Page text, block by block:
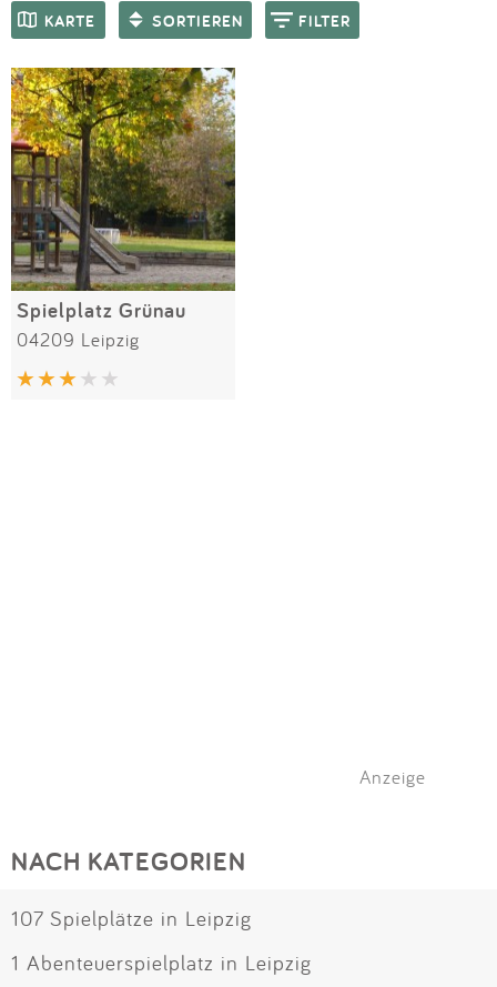
Anmelden
KARTE SORTIEREN FILTER
SPIELGERÄTE
Spielplatz Grünau
04209 Leipzig
Anzeige
NACH KATEGORIEN
107 Spielplätze in Leipzig
1 Abenteuerspielplatz in Leipzig